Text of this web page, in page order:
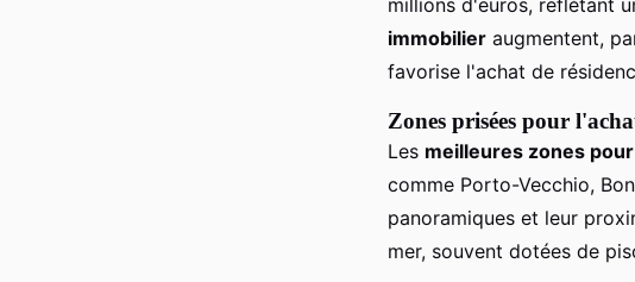
immobilier augmentent,
favorise l'achat de
Zones prisées pour
Les meilleures zones
comme Porto-Vecchio,
panoramiques et leur
mer, souvent dotées de